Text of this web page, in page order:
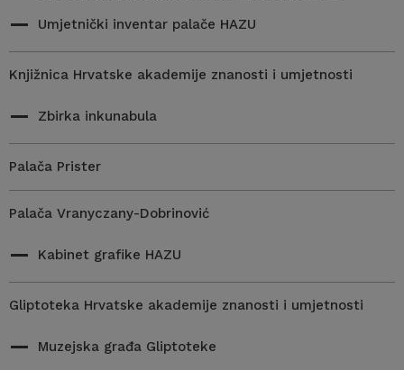
Umjetnički inventar palače HAZU
Knjižnica Hrvatske akademije znanosti i umjetnosti
Zbirka inkunabula
Palača Prister
Palača Vranyczany-Dobrinović
Kabinet grafike HAZU
Gliptoteka Hrvatske akademije znanosti i umjetnosti
Muzejska građa Gliptoteke